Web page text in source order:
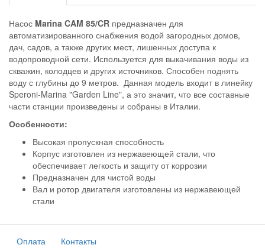
Насос Marina CAM 85/CR предназначен для
автоматизированного снабжения водой загородных домов,
дач, садов, а также других мест, лишенных доступа к
водопроводной сети. Используется для выкачивания воды из
скважин, колодцев и других источников. Способен поднять
воду с глубины до 9 метров. Данная модель входит в линейку
Speroni-Marina "Garden Line", а это значит, что все составные
части станции произведены и собраны в Италии.
Особенности:
Высокая пропускная способность
Корпус изготовлен из нержавеющей стали, что
обеспечивает легкость и защиту от коррозии
Предназначен для чистой воды
Вал и ротор двигателя изготовлены из нержавеющей
стали
Оплата Контакты